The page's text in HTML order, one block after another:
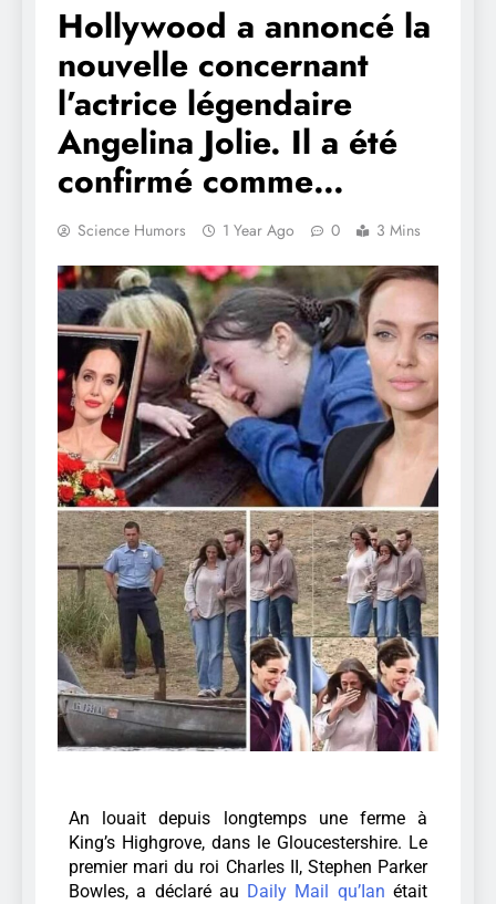
Hollywood a annoncé la
nouvelle concernant
l’actrice légendaire
Angelina Jolie. Il a été
confirmé comme…
Science Humors 1 Year Ago 0 3 Mins
An louait depuis longtemps une ferme à
King’s Highgrove, dans le Gloucestershire. Le
premier mari du roi Charles II, Stephen Parker
Bowles, a déclaré au Daily Mail qu’Ian était